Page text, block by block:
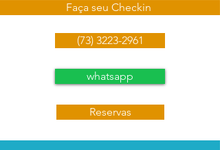
Faça seu Checkin
(73) 3223-2961
whatsapp
Reservas